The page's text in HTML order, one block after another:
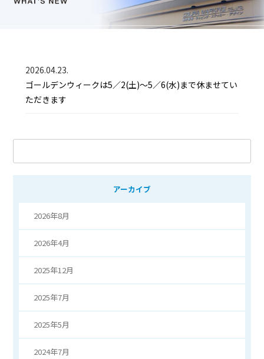
2026.04.23.
ゴールデンウィークは5／2(土)～5／6(水)まで休ませてい
ただきます
ー
アーカイブ
2026年8月
2026年4月
2025年12月
2025年7月
2025年5月
2024年7月